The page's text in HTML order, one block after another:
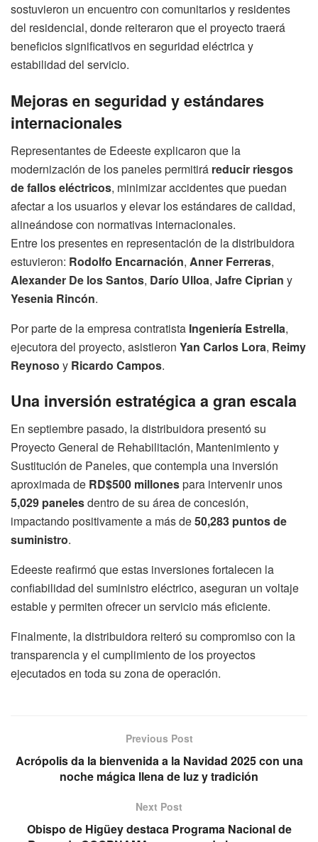
sostuvieron un encuentro con comunitarios y residentes
del residencial, donde reiteraron que el proyecto traerá
beneficios significativos en seguridad eléctrica y
estabilidad del servicio.
Mejoras en seguridad y estándares
internacionales
Representantes de Edeeste explicaron que la
modernización de los paneles permitirá reducir riesgos
de fallos eléctricos, minimizar accidentes que puedan
afectar a los usuarios y elevar los estándares de calidad,
alineándose con normativas internacionales.
Entre los presentes en representación de la distribuidora
estuvieron: Rodolfo Encarnación, Anner Ferreras,
Alexander De los Santos, Darío Ulloa, Jafre Ciprian y
Yesenia Rincón.
Por parte de la empresa contratista Ingeniería Estrella,
ejecutora del proyecto, asistieron Yan Carlos Lora, Reimy
Reynoso y Ricardo Campos.
Una inversión estratégica a gran escala
En septiembre pasado, la distribuidora presentó su
Proyecto General de Rehabilitación, Mantenimiento y
Sustitución de Paneles, que contempla una inversión
aproximada de RD$500 millonespara intervenir unos
5,029 panelesdentro de su área de concesión,
impactando positivamente a más de50,283 puntos de
suministro.
Edeeste reafirmó que estas inversiones fortalecen la
confiabilidad del suministro eléctrico, aseguran un voltaje
estable y permiten ofrecer un servicio más eficiente.
Finalmente, la distribuidora reiteró su compromiso con la
transparencia y el cumplimiento de los proyectos
ejecutados en toda su zona de operación.
Previous Post
Acrópolis da la bienvenida a la Navidad 2025 con una
noche mágica llena de luz y tradición
Next Post
Obispo de Higüey destaca Programa Nacional de